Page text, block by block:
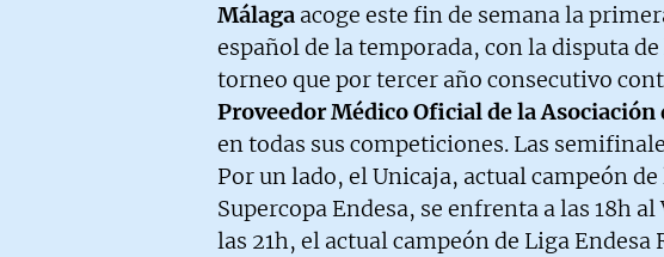
Málaga acoge este fin de semana la
español de la temporada, con la disputa de
torneo que por tercer año consecutivo
Proveedor Médico Oficial de la Asociación
en todas sus competiciones. Las
Por un lado, el Unicaja, actual campeón de
Supercopa Endesa, se enfrenta a las 18h
las 21h, el actual campeón de Liga